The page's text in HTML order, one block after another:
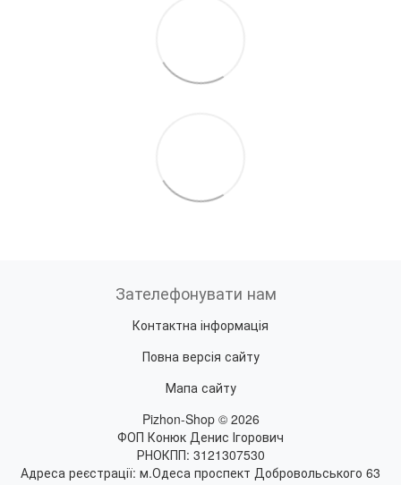
Зателефонувати нам
Контактна інформація
Повна версія сайту
Мапа сайту
Pizhon-Shop © 2026
ФОП Конюк Денис Ігорович
РНОКПП: 3121307530
Адреса реєстрації: м.Одеса проспект Добровольського 63